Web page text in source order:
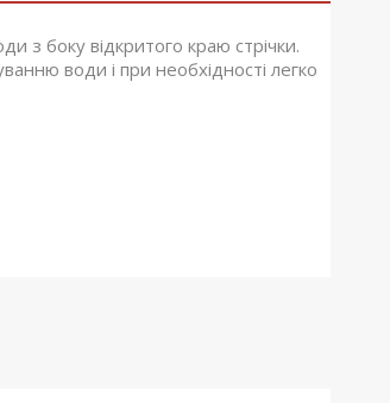
з боку відкритого краю стрічки.
води і при необхідності легко